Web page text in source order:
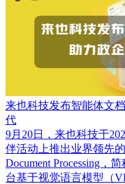
来也科技发布智能体文
代
9月20日，来也科技于
伴活动上推出业界领先
Document Processing，
台基于视觉语言模型（